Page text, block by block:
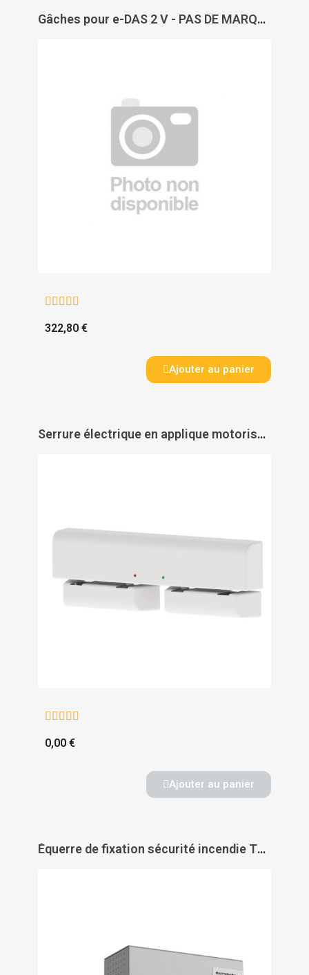
Gâches pour e-DAS 2 V - PAS DE MARQUE
    
322,80 €
Ajouter au panier
Serrure électrique en applique motorisée DAS à 2 points de verrouillage e-DAS 2V - SERSYS
    
0,00 €
Ajouter au panier
Équerre de fixation sécurité incendie TV 201 pour porte à fleur - DORMAKABA